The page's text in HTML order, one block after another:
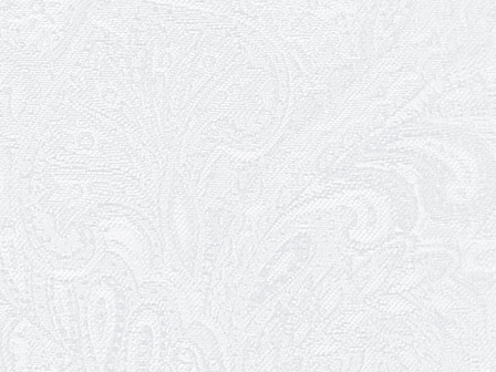
27.02.2026
Ювілей Олександра Жигуліна
19.02.2026
Про гастрольний захід SQUIRT. The
Las Vegas Show
11.02.2026
Конкурс на заміщення посади
«завідувач художньо-постановочної
частини»
09.02.2026
Пішов з життя Ігор Дідурко